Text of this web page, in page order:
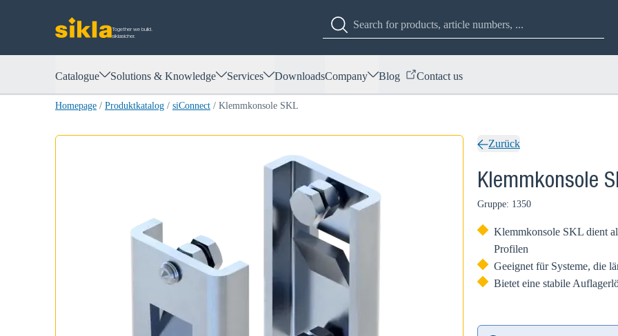
Together we build.
siklasicher.
Catalogue Solutions & Knowledge Services DownloadsCompany Blog Contact us
Homepage / Produktkatalog / siConnect / Klemmkonsole SKL
Zurück
Klemmkonsole
Gruppe: 1350
Klemmkonsole SKL dient
Profilen
Geeignet für Systeme, die
Bietet eine stabile